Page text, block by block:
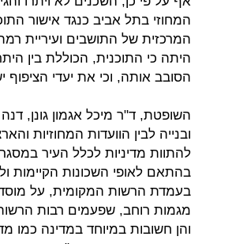
המרכזית של התושבים ועיריית
היתה כי התוכנית, הכוללת בין
הסובב אותה, וכי את יעדי
השופטת, ד"ר מיכל אגמון גונן,
ובנייה לבין הוועדות המחוזיות
להתוות מדיניות לכלל העיר
בהתאם לאופי השכונות
בעמדת הרשות המקומית, על
מגמות רוחב, שפעמים רבות
והן חשובות במיוחד במדינה כמו